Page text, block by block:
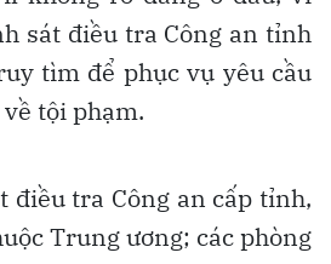
sát điều tra Công an tỉnh
tìm để phục vụ yêu cầu
về tội phạm.
điều tra Công an cấp tỉnh,
Trung ương; các phòng